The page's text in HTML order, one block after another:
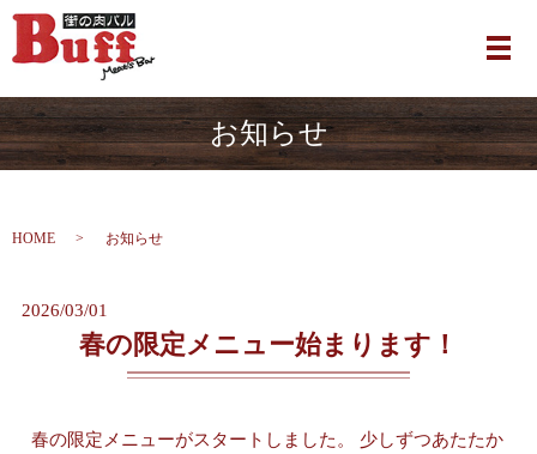
メ
お知らせ
HOME お知らせ
2026/03/01
春の限定メニュー始まります！
春の限定メニューがスタートしました。 少しずつあたたか